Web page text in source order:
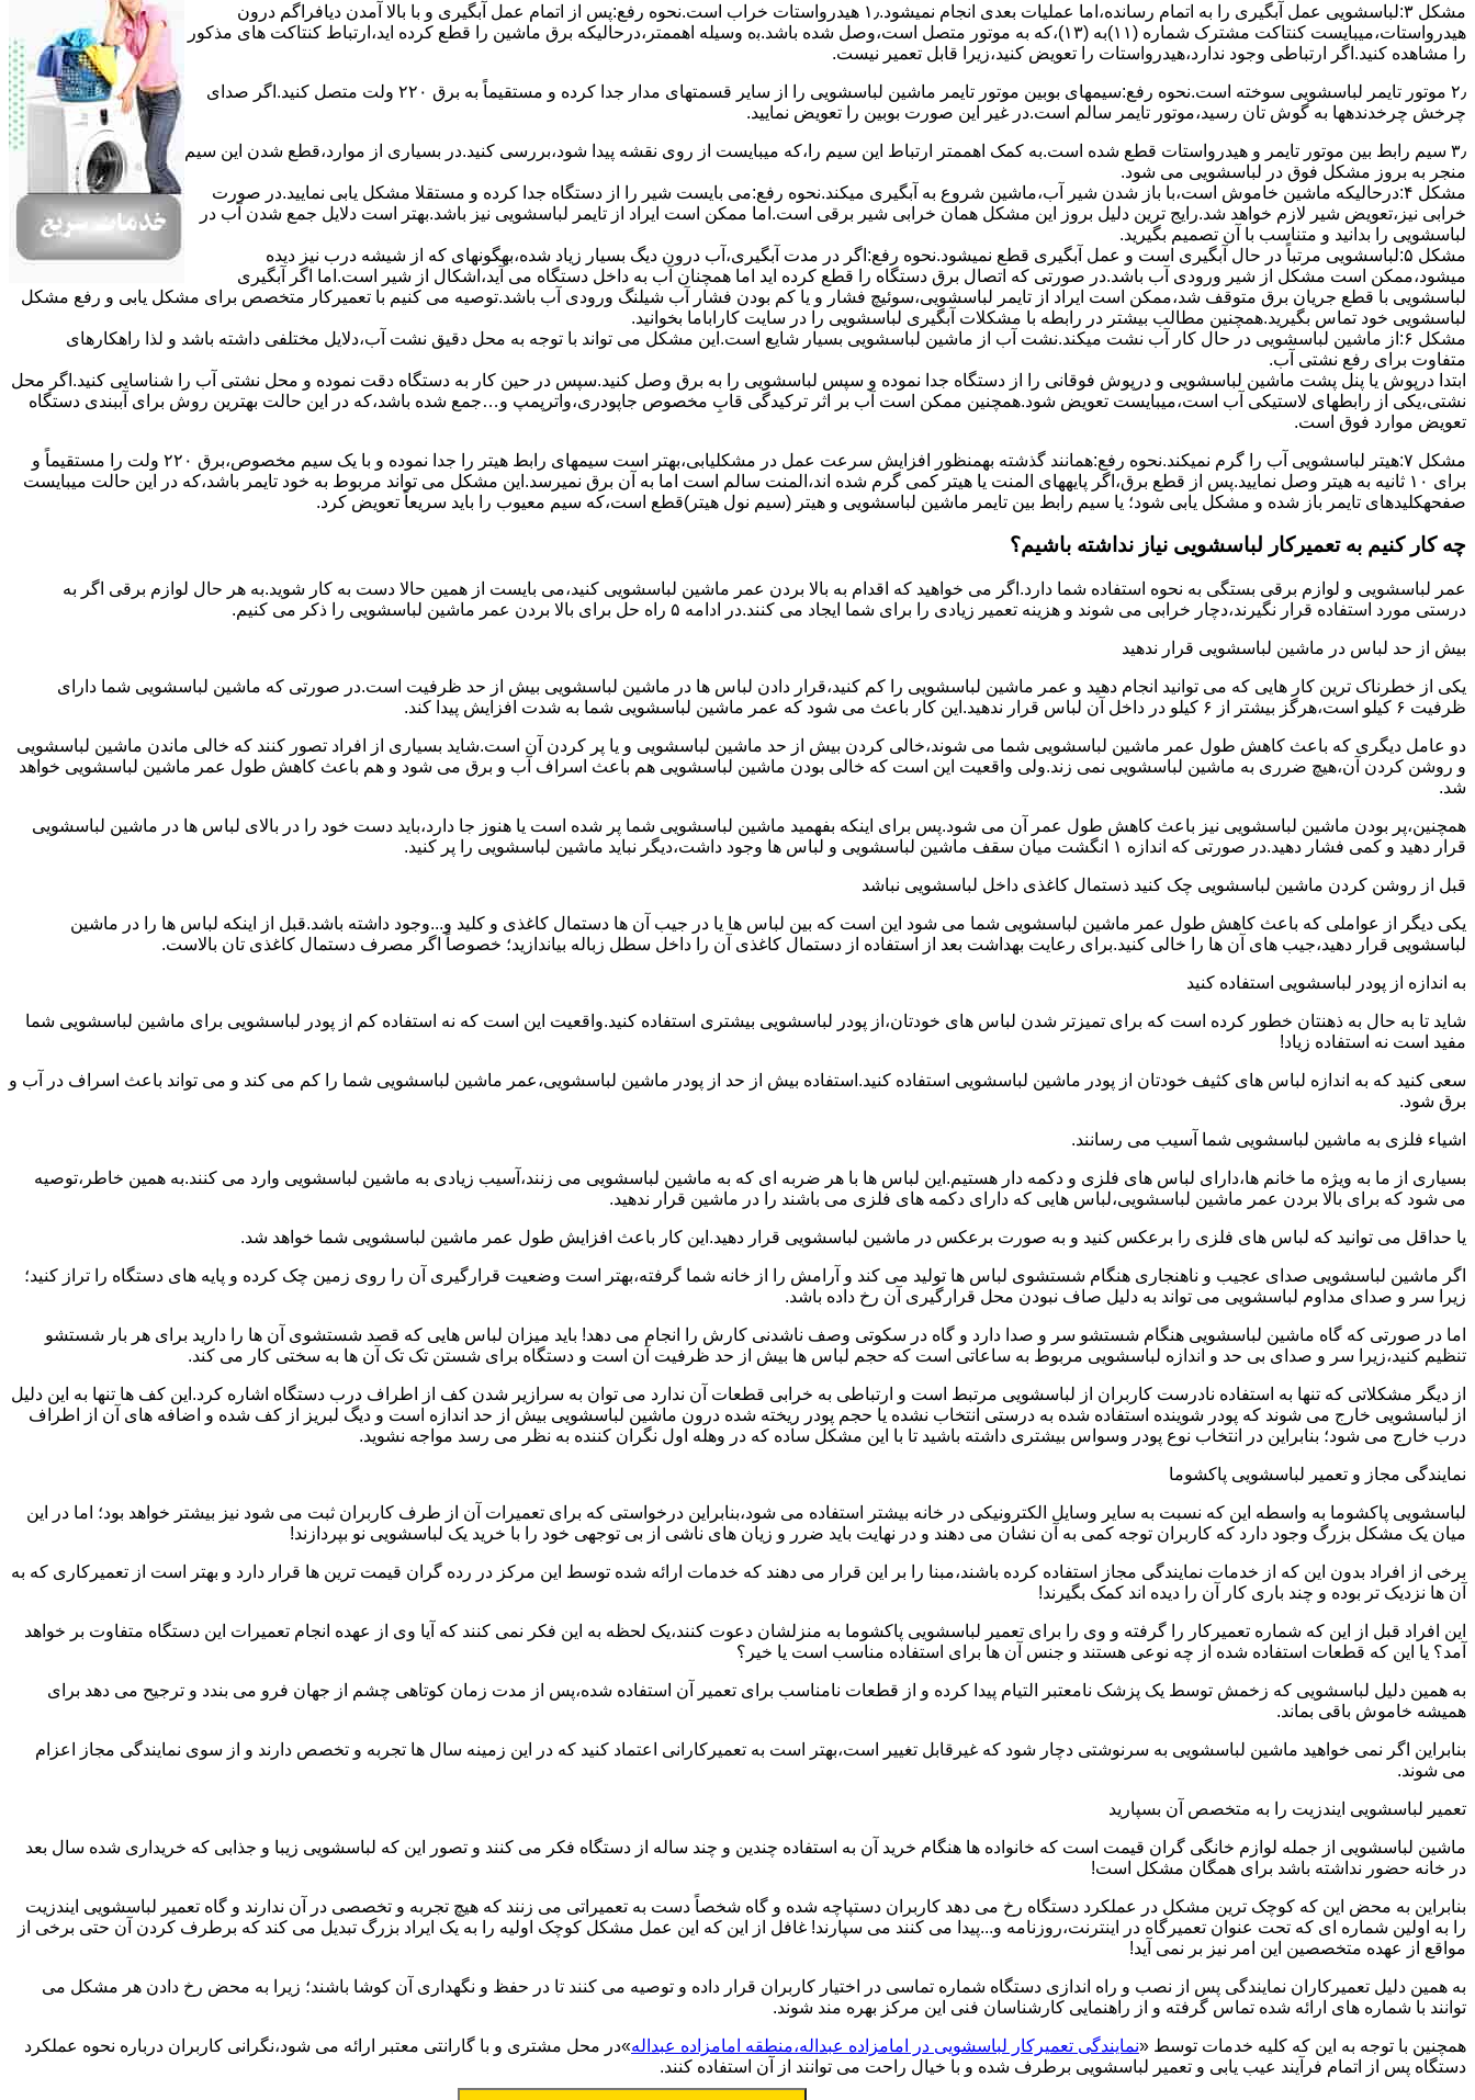
مشکل ۳:لباسشویی ﻋﻤﻞ آﺑﮕﯿﺮی را ﺑﻪ اﺗﻤﺎم رﺳﺎﻧﺪه،اﻣﺎ ﻋﻤﻠﯿﺎت ﺑﻌﺪی اﻧﺠﺎم نمیشود.۱٫ ﻫﯿﺪرواﺳﺘﺎت ﺧﺮاب اﺳﺖ.نحوه رﻓﻊ:ﭘﺲ از اﺗﻤﺎم عمل آﺑﮕﯿﺮی و ﺑﺎ ﺑﺎﻻ آﻣﺪن دﯾﺎﻓﺮاﮔﻢ درون
ﻫﯿﺪرواﺳﺘﺎت،میبایست ﮐﻨﺘﺎﮐﺖ ﻣﺸﺘﺮک شماره (۱۱)به (۱۳)،ﮐﻪ ﺑﻪ ﻣﻮﺗﻮر ﻣﺘﺼﻞ اﺳﺖ،وﺻﻞ ﺷﺪه ﺑﺎﺷﺪ.ﺑه وسیله اهممتر،درحالیکه ﺑﺮق ﻣﺎﺷﯿﻦ را ﻗﻄﻊ کرده اید،ارﺗﺒﺎط ﮐﻨﺘﺎﮐﺖ ﻫﺎی ﻣﺬﮐﻮر
را ﻣﺸﺎﻫﺪه کنید.اﮔﺮ ارﺗﺒﺎطی وجود ندارد،ﻫﯿﺪرواﺳﺘﺎت را ﺗﻌﻮﯾﺾ ﮐﻨﯿﺪ،زﯾﺮا قابل ﺗﻌﻤﯿﺮ نیست.
۲٫ ﻣﻮﺗﻮر ﺗﺎﯾﻤﺮ لباسشویی ﺳﻮﺧﺘﻪ اﺳﺖ.نحوه رﻓﻊ:سیمهای ﺑﻮﺑﯿﻦ ﻣﻮﺗﻮر ﺗﺎﯾﻤﺮ ماشین لباسشویی را از ﺳﺎﯾﺮ قسمتهای ﻣﺪار ﺟﺪا کرده و مستقیماً ﺑﻪ برق ۲۲۰ وﻟﺖ ﻣﺘﺼﻞ کنید.اﮔﺮ ﺻﺪای
ﭼﺮﺧﺶ چرخدندهها به گوش تان رﺳﯿﺪ،ﻣﻮﺗﻮر ﺗﺎﯾﻤﺮ ﺳﺎﻟﻢ اﺳﺖ.در ﻏﯿﺮ اﯾﻦ ﺻﻮرت ﺑﻮﺑﯿﻦ را ﺗﻌﻮﯾﺾ ﻧﻤﺎﯾﯿﺪ.
۳٫ ﺳﯿﻢ راﺑﻂ ﺑﯿﻦ ﻣﻮﺗﻮر ﺗﺎﯾﻤﺮ و ﻫﯿﺪرواﺳﺘﺎت ﻗﻄﻊ ﺷﺪه اﺳﺖ.به کمک اهممتر ارﺗﺒﺎط اﯾﻦ ﺳﯿﻢ را،ﮐﻪ میبایست از روی ﻧﻘﺸﻪ ﭘﯿﺪا ﺷﻮد،بررسی ﮐﻨﯿﺪ.در ﺑﺴﯿﺎری از موارد،ﻗﻄﻊ ﺷﺪن اﯾﻦ ﺳﯿﻢ
ﻣﻨﺠﺮ ﺑﻪ ﺑﺮوز مشکل ﻓﻮق در لباسشویی می شود.
مشکل ۴:درحالیکه ﻣﺎﺷﯿﻦ ﺧﺎﻣﻮش اﺳﺖ،ﺑﺎ ﺑﺎز ﺷﺪن ﺷﯿﺮ آب،ﻣﺎﺷﯿﻦ ﺷﺮوع ﺑﻪ آﺑﮕﯿﺮی میکند.نحوه رﻓﻊ:می بایست ﺷﯿﺮ را از دستگاه جدا کرده و مستقلا مشکل یابی نمایید.در صورت
خرابی نیز،تعویض شیر لازم خواهد شد.رایج ترین دلیل بروز این مشکل همان خرابی شیر برقی است.اما ممکن است ایراد از تایمر لباسشویی نیز باشد.بهتر است دلایل جمع شدن آب در
لباسشویی را بدانید و متناسب با آن تصمیم بگیرید.
مشکل ۵:لباسشویی مرتباً در ﺣﺎل آﺑﮕﯿﺮی اﺳﺖ و ﻋﻤﻞ آﺑﮕﯿﺮی ﻗﻄﻊ نمیشود.نحوه رﻓﻊ:اﮔﺮ در ﻣﺪت آﺑﮕﯿﺮی،آب درون دﯾﮓ ﺑﺴﯿﺎر زﯾﺎد ﺷﺪه،بهگونهای ﮐﻪ از ﺷﯿﺸﻪ درب ﻧﯿﺰ دﯾﺪه
میشود،ممکن است مشکل از شیر ورودی آب باشد.در صورتی که اتصال برق دستگاه را قطع کرده اید اما همچنان آب به داخل دستگاه می آید،اشکال از شیر است.اما اگر آبگیری
لباسشویی با قطع جریان برق متوقف شد،ممکن است ایراد از تایمر لباسشویی،سوئیچ فشار و یا کم بودن فشار آب شیلنگ ورودی آب باشد.توصیه می کنیم با تعمیرکار متخصص برای مشکل یابی و رفع مشکل
لباسشویی خود تماس بگیرید.همچنین مطالب بیشتر در رابطه با مشکلات آبگیری لباسشویی را در سایت کاراباما بخوانید.
مشکل ۶:از ﻣﺎﺷﯿﻦ لباسشویی در ﺣﺎل ﮐﺎر آب ﻧﺸﺖ میکند.نشت آب از ماشین لباسشویی بسیار شایع است.این مشکل می تواند با توجه به محل دقیق نشت آب،دلایل مختلفی داشته باشد و لذا راهکارهای
متفاوت برای رفع نشتی آب.
ابتدا درپوش یا پنل ﭘﺸﺖ ﻣﺎﺷﯿﻦ لباسشویی و درپوش ﻓﻮﻗﺎﻧﯽ را از دستگاه ﺟﺪا ﻧﻤﻮده و ﺳﭙﺲ لباسشویی را ﺑﻪ ﺑﺮق وصل ﮐﻨﯿﺪ.سپس در حین کار به دستگاه دقت نموده و ﻣﺤﻞ نشتی آب را ﺷﻨﺎﺳﺎﯾﯽ کنید.اﮔﺮ ﻣﺤﻞ
نشتی،ﯾﮑﯽ از رابطهای ﻻﺳﺘﯿﮑﯽ آب اﺳﺖ،میبایست ﺗﻌﻮﯾﺾ شود.همچنین ﻣﻤﮑﻦ اﺳﺖ آب بر اثر ﺗﺮﮐﯿﺪﮔﯽ قابِ ﻣﺨﺼﻮص ﺟﺎﭘﻮدری،واترپمپ و…جمع شده ﺑﺎﺷﺪ،ﮐﻪ در این حالت بهترین روش برای آببندی دستگاه
ﺗﻌﻮﯾﺾ ﻣﻮارد ﻓﻮق اﺳﺖ.
مشکل ۷:ﻫﯿﺘﺮ لباسشویی آب را ﮔﺮم نمیکند.نحوه رﻓﻊ:ﻫﻤﺎﻧﻨﺪ ﮔﺬﺷﺘﻪ بهمنظور اﻓﺰاﯾﺶ ﺳﺮﻋﺖ ﻋﻤﻞ در مشکلیابی،بهتر است سیمهای راﺑﻂ ﻫﯿﺘﺮ را ﺟﺪا ﻧﻤﻮده و ﺑﺎ ﯾﮏ ﺳﯿﻢ ﻣﺨﺼﻮص،برق ۲۲۰ ولت را مستقیماً و
برای ۱۰ ﺛﺎﻧﯿﻪ ﺑﻪ ﻫﯿﺘﺮ وصل نمایید.ﭘﺲ از ﻗﻄﻊ ﺑﺮق،اﮔﺮ پایههای اﻟﻤﻨﺖ یا هیتر کمی ﮔﺮم ﺷﺪه اند،اﻟﻤﻨﺖ ﺳﺎﻟﻢ است اما ﺑﻪ آن ﺑﺮق نمیرسد.اﯾﻦ ﻣﺸﮑﻞ می تواند مربوط به ﺧﻮد ﺗﺎﯾﻤﺮ باشد،ﮐﻪ در این حالت میبایست
صفحهکلیدهای ﺗﺎﯾﻤﺮ باز شده و مشکل یابی شود؛ ﯾﺎ ﺳﯿﻢ راﺑﻂ ﺑﯿﻦ ﺗﺎﯾﻤﺮ ماشین لباسشویی و ﻫﯿﺘﺮ (سیم ﻧﻮل ﻫﯿﺘﺮ)ﻗﻄﻊ اﺳﺖ،ﮐﻪ ﺳﯿﻢ ﻣﻌﯿﻮب را ﺑﺎﯾﺪ سریعاً ﺗﻌﻮﯾﺾ کرد.
چه کار کنیم به تعمیرکار لباسشویی نیاز نداشته باشیم؟
عمر لباسشویی و لوازم برقی بستگی به نحوه استفاده شما دارد.اگر می خواهید که اقدام به بالا بردن عمر ماشین لباسشویی کنید،می بایست از همین حالا دست به کار شوید.به هر حال لوازم برقی اگر به
درستی مورد استفاده قرار نگیرند،دچار خرابی می شوند و هزینه تعمیر زیادی را برای شما ایجاد می کنند.در ادامه ۵ راه حل برای بالا بردن عمر ماشین لباسشویی را ذکر می کنیم.
بیش از حد لباس در ماشین لباسشویی قرار ندهید
یکی از خطرناک ترین کار هایی که می توانید انجام دهید و عمر ماشین لباسشویی را کم کنید،قرار دادن لباس ها در ماشین لباسشویی بیش از حد ظرفیت است.در صورتی که ماشین لباسشویی شما دارای
ظرفیت ۶ کیلو است،هرگز بیشتر از ۶ کیلو در داخل آن لباس قرار ندهید.این کار باعث می شود که عمر ماشین لباسشویی شما به شدت افزایش پیدا کند.
دو عامل دیگری که باعث کاهش طول عمر ماشین لباسشویی شما می شوند،خالی کردن بیش از حد ماشین لباسشویی و یا پر کردن آن است.شاید بسیاری از افراد تصور کنند که خالی ماندن ماشین لباسشویی
و روشن کردن آن،هیچ ضرری به ماشین لباسشویی نمی زند.ولی واقعیت این است که خالی بودن ماشین لباسشویی هم باعث اسراف آب و برق می شود و هم باعث کاهش طول عمر ماشین لباسشویی خواهد
شد.
همچنین،پر بودن ماشین لباسشویی نیز باعث کاهش طول عمر آن می شود.پس برای اینکه بفهمید ماشین لباسشویی شما پر شده است یا هنوز جا دارد،باید دست خود را در بالای لباس ها در ماشین لباسشویی
قرار دهید و کمی فشار دهید.در صورتی که اندازه ۱ انگشت میان سقف ماشین لباسشویی و لباس ها وجود داشت،دیگر نباید ماشین لباسشویی را پر کنید.
قبل از روشن کردن ماشین لباسشویی چک کنید ذستمال کاغذی داخل لباسشویی نباشد
یکی دیگر از عواملی که باعث کاهش طول عمر ماشین لباسشویی شما می شود این است که بین لباس ها یا در جیب آن ها دستمال کاغذی و کلید و...وجود داشته باشد.قبل از اینکه لباس ها را در ماشین
لباسشویی قرار دهید،جیب های آن ها را خالی کنید.برای رعایت بهداشت بعد از استفاده از دستمال کاغذی آن را داخل سطل زباله بیاندازید؛ خصوصاً اگر مصرف دستمال کاغذی تان بالاست.
به اندازه از پودر لباسشویی استفاده کنید
شاید تا به حال به ذهنتان خطور کرده است که برای تمیزتر شدن لباس های خودتان،از پودر لباسشویی بیشتری استفاده کنید.واقعیت این است که نه استفاده کم از پودر لباسشویی برای ماشین لباسشویی شما
مفید است نه استفاده زیاد!
سعی کنید که به اندازه لباس های کثیف خودتان از پودر ماشین لباسشویی استفاده کنید.استفاده بیش از حد از پودر ماشین لباسشویی،عمر ماشین لباسشویی شما را کم می کند و می تواند باعث اسراف در آب و
برق شود.
اشیاء فلزی به ماشین لباسشویی شما آسیب می رسانند.
بسیاری از ما به ویژه ما خانم ها،دارای لباس های فلزی و دکمه دار هستیم.این لباس ها با هر ضربه ای که به ماشین لباسشویی می زنند،آسیب زیادی به ماشین لباسشویی وارد می کنند.به همین خاطر،توصیه
می شود که برای بالا بردن عمر ماشین لباسشویی،لباس هایی که دارای دکمه های فلزی می باشند را در ماشین قرار ندهید.
یا حداقل می توانید که لباس های فلزی را برعکس کنید و به صورت برعکس در ماشین لباسشویی قرار دهید.این کار باعث افزایش طول عمر ماشین لباسشویی شما خواهد شد.
اگر ماشین لباسشویی صدای عجیب و ناهنجاری هنگام شستشوی لباس ها تولید می کند و آرامش را از خانه شما گرفته،بهتر است وضعیت قرارگیری آن را روی زمین چک کرده و پایه های دستگاه را تراز کنید؛
زیرا سر و صدای مداوم لباسشویی می تواند به دلیل صاف نبودن محل قرارگیری آن رخ داده باشد.
اما در صورتی که گاه ماشین لباسشویی هنگام شستشو سر و صدا دارد و گاه در سکوتی وصف ناشدنی کارش را انجام می دهد! باید میزان لباس هایی که قصد شستشوی آن ها را دارید برای هر بار شستشو
تنظیم کنید،زیرا سر و صدای بی حد و اندازه لباسشویی مربوط به ساعاتی است که حجم لباس ها بیش از حد ظرفیت آن است و دستگاه برای شستن تک تک آن ها به سختی کار می کند.
از دیگر مشکلاتی که تنها به استفاده نادرست کاربران از لباسشویی مرتبط است و ارتباطی به خرابی قطعات آن ندارد می توان به سرازیر شدن کف از اطراف درب دستگاه اشاره کرد.این کف ها تنها به این دلیل
از لباسشویی خارج می شوند که پودر شوینده استفاده شده به درستی انتخاب نشده یا حجم پودر ریخته شده درون ماشین لباسشویی بیش از حد اندازه است و دیگ لبریز از کف شده و اضافه های آن از اطراف
درب خارج می شود؛ بنابراین در انتخاب نوع پودر وسواس بیشتری داشته باشید تا با این مشکل ساده که در وهله اول نگران کننده به نظر می رسد مواجه نشوید.
نمایندگی مجاز و تعمیر لباسشویی پاکشوما
لباسشویی پاکشوما به واسطه این که نسبت به سایر وسایل الکترونیکی در خانه بیشتر استفاده می شود،بنابراین درخواستی که برای تعمیرات آن از طرف کاربران ثبت می شود نیز بیشتر خواهد بود؛ اما در این
میان یک مشکل بزرگ وجود دارد که کاربران توجه کمی به آن نشان می دهند و در نهایت باید ضرر و زیان های ناشی از بی توجهی خود را با خرید یک لباسشویی نو بپردازند!
برخی از افراد بدون این که از خدمات نمایندگی مجاز استفاده کرده باشند،مبنا را بر این قرار می دهند که خدمات ارائه شده توسط این مرکز در رده گران قیمت ترین ها قرار دارد و بهتر است از تعمیرکاری که به
آن ها نزدیک تر بوده و چند باری کار آن را دیده اند کمک بگیرند!
این افراد قبل از این که شماره تعمیرکار را گرفته و وی را برای تعمیر لباسشویی پاکشوما به منزلشان دعوت کنند،یک لحظه به این فکر نمی کنند که آیا وی از عهده انجام تعمیرات این دستگاه متفاوت بر خواهد
آمد؟ یا این که قطعات استفاده شده از چه نوعی هستند و جنس آن ها برای استفاده مناسب است یا خیر؟
به همین دلیل لباسشویی که زخمش توسط یک پزشک نامعتبر التیام پیدا کرده و از قطعات نامناسب برای تعمیر آن استفاده شده،پس از مدت زمان کوتاهی چشم از جهان فرو می بندد و ترجیح می دهد برای
همیشه خاموش باقی بماند.
بنابراین اگر نمی خواهید ماشین لباسشویی به سرنوشتی دچار شود که غیرقابل تغییر است،بهتر است به تعمیرکارانی اعتماد کنید که در این زمینه سال ها تجربه و تخصص دارند و از سوی نمایندگی مجاز اعزام
می شوند.
تعمیر لباسشویی ایندزیت را به متخصص آن بسپارید
ماشین لباسشویی از جمله لوازم خانگی گران قیمت است که خانواده ها هنگام خرید آن به استفاده چندین و چند ساله از دستگاه فکر می کنند و تصور این که لباسشویی زیبا و جذابی که خریداری شده سال بعد
در خانه حضور نداشته باشد برای همگان مشکل است!
بنابراین به محض این که کوچک ترین مشکل در عملکرد دستگاه رخ می دهد کاربران دستپاچه شده و گاه شخصاً دست به تعمیراتی می زنند که هیچ تجربه و تخصصی در آن ندارند و گاه تعمیر لباسشویی ایندزیت
را به اولین شماره ای که تحت عنوان تعمیرگاه در اینترنت،روزنامه و...پیدا می کنند می سپارند! غافل از این که این عمل مشکل کوچک اولیه را به یک ایراد بزرگ تبدیل می کند که برطرف کردن آن حتی برخی از
مواقع از عهده متخصصین این امر نیز بر نمی آید!
به همین دلیل تعمیرکاران نمایندگی پس از نصب و راه اندازی دستگاه شماره تماسی در اختیار کاربران قرار داده و توصیه می کنند تا در حفظ و نگهداری آن کوشا باشند؛ زیرا به محض رخ دادن هر مشکل می
توانند با شماره های ارائه شده تماس گرفته و از راهنمایی کارشناسان فنی این مرکز بهره مند شوند.
همچنین با توجه به این که کلیه خدمات توسط «نمایندگی تعمیرکار لباسشویی در امامزاده عبداله،منطقه امامزاده عبداله»در محل مشتری و با گارانتی معتبر ارائه می شود،نگرانی کاربران درباره نحوه عملکرد
دستگاه پس از اتمام فرآیند عیب یابی و تعمیر لباسشویی برطرف شده و با خیال راحت می توانند از آن استفاده کنند.